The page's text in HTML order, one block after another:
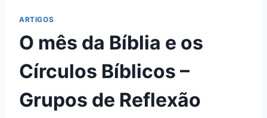
ARTIGOS
O mês da Bíblia e os
Círculos Bíblicos –
Grupos de Reflexão